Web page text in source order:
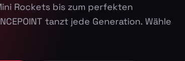
Rockets bis zum perfekten
tanzt jede Generation. Wähle